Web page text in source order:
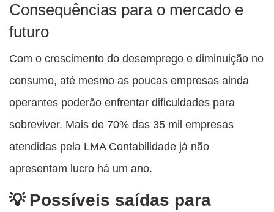
Consequências para o mercado e
futuro
Com o crescimento do desemprego e diminuição no
consumo, até mesmo as poucas empresas ainda
operantes poderão enfrentar dificuldades para
sobreviver. Mais de 70% das 35 mil empresas
atendidas pela LMA Contabilidade já não
apresentam lucro há um ano.
Possíveis saídas para